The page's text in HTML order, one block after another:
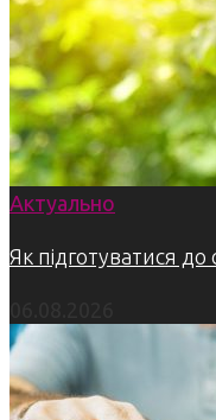
Актуально
Як підготуватися